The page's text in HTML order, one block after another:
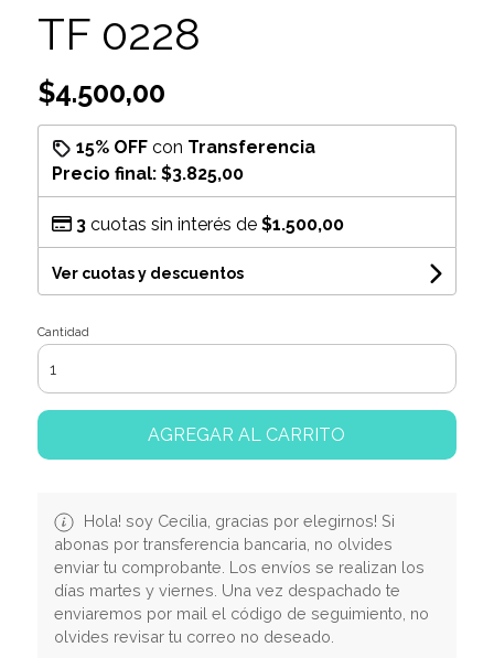
TF 0228
$4.500,00
15% OFFcon Transferencia
Precio final: $3.825,00
3cuotas sin interés de $1.500,00
Ver cuotas y descuentos
Cantidad
AGREGAR AL CARRITO
Hola! soy Cecilia, gracias por elegirnos! Si
abonas por transferencia bancaria, no olvides
enviar tu comprobante. Los envíos se realizan los
días martes y viernes. Una vez despachado te
enviaremos por mail el código de seguimiento, no
olvides revisar tu correo no deseado.